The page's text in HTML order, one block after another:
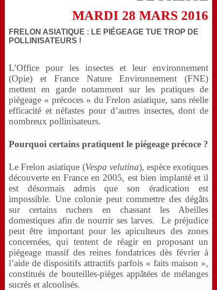
MARDI 28 MARS 2016
FRELON ASIATIQUE : LE PIÉGEAGE TUE TROP DE
POLLINISATEURS !
L’Office pour les insectes et leur environnement
(Opie) et France Nature Environnement (FNE)
mettent en garde notamment sur les pratiques de
piégeage « précoces » du Frelon asiatique, sans réelle
efficacité et néfastes pour d’autres insectes, dont de
nombreux pollinisateurs.
Pourquoi certains pratiquent le piégeage précoce ?
Le Frelon asiatique (Vespa velutina), espèce exotiques
découverte en France en 2005, est bien implanté et il
est désormais admis que son éradication est
impossible. Une colonie peut commettre des dégâts
sur certains ruchers en chassant les Abeilles
domestiques afin de nourrir ses larves. Le préjudice
peut être important pour les apiculteurs des zones
concernées, qui tentent de réagir en proposant un
piégeage massif des reines fondatrices dès février à
l’aide de dispositifs attractifs parfois « faits maison »,
constitués de bouteilles-pièges appâtées de mélanges
sucrés et alcoolisés.